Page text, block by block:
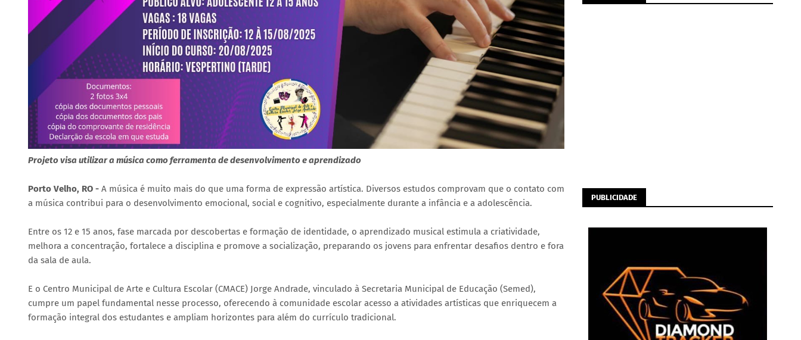
Projeto visa utilizar a música como ferramenta de desenvolvimento e aprendizado
Porto Velho, RO - A música é muito mais do que uma forma de expressão artística. Diversos estudos comprovam que o contato com
a música contribui para o desenvolvimento emocional, social e cognitivo, especialmente durante a infância e a adolescência.
Entre os 12 e 15 anos, fase marcada por descobertas e formação de identidade, o aprendizado musical estimula a criatividade,
melhora a concentração, fortalece a disciplina e promove a socialização, preparando os jovens para enfrentar desafios dentro e fora
da sala de aula.
E o Centro Municipal de Arte e Cultura Escolar (CMACE) Jorge Andrade, vinculado à Secretaria Municipal de Educação (Semed),
cumpre um papel fundamental nesse processo, oferecendo à comunidade escolar acesso a atividades artísticas que enriquecem a
formação integral dos estudantes e ampliam horizontes para além do currículo tradicional.
PUBLICIDADE